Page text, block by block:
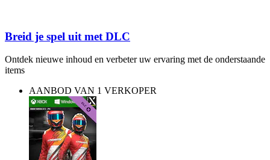
Breid je spel uit met DLC
Ontdek nieuwe inhoud en verbeter uw ervaring met de onderstaande
items
AANBOD VAN 1 VERKOPER